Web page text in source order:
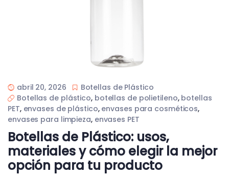
abril 20, 2026
Botellas de Plástico
Botellas de plástico, botellas de polietileno, botellas
PET, envases de plástico, envases para cosméticos,
envases para limpieza, envases PET
Botellas de Plástico: usos,
materiales y cómo elegir la mejor
opción para tu producto